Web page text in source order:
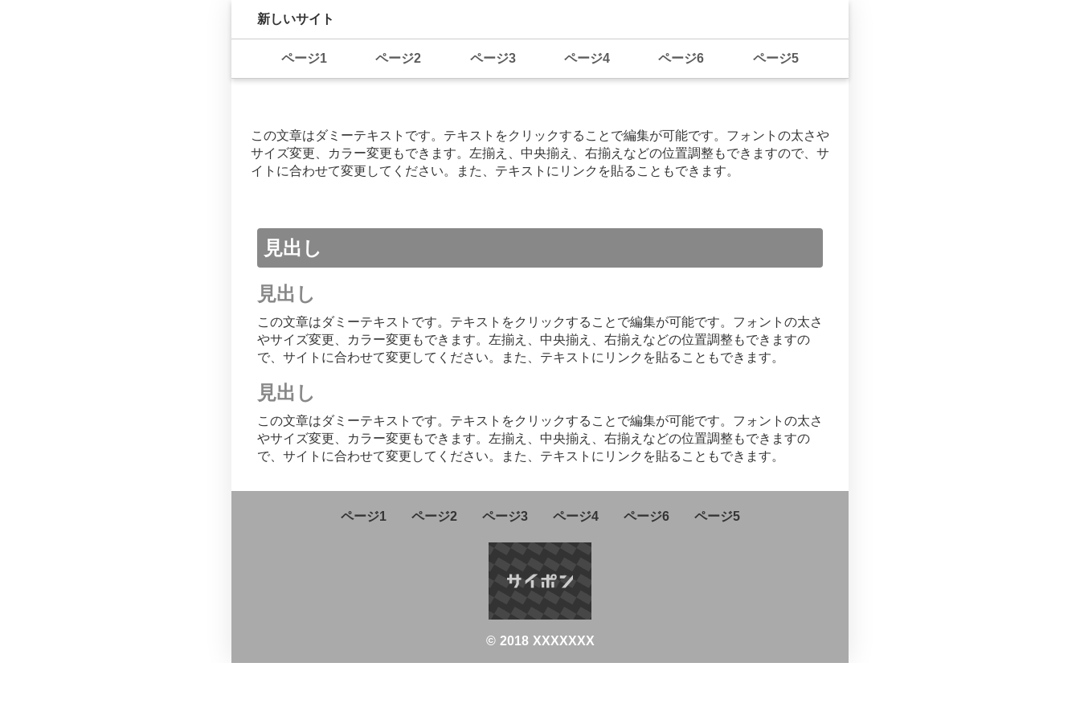
新しいサイト
ページ1 ページ2 ページ3 ページ4 ページ6 ページ5
この文章はダミーテキストです。テキストをクリックすることで編集が可能です。フォントの太さや
サイズ変更、カラー変更もできます。左揃え、中央揃え、右揃えなどの位置調整もできますので、サ
イトに合わせて変更してください。また、テキストにリンクを貼ることもできます。
見出し
見出し
この文章はダミーテキストです。テキストをクリックすることで編集が可能です。フォントの太さ
やサイズ変更、カラー変更もできます。左揃え、中央揃え、右揃えなどの位置調整もできますの
で、サイトに合わせて変更してください。また、テキストにリンクを貼ることもできます。
見出し
この文章はダミーテキストです。テキストをクリックすることで編集が可能です。フォントの太さ
やサイズ変更、カラー変更もできます。左揃え、中央揃え、右揃えなどの位置調整もできますの
で、サイトに合わせて変更してください。また、テキストにリンクを貼ることもできます。
ページ1 ページ2 ページ3 ページ4 ページ6 ページ5
© 2018 XXXXXXX